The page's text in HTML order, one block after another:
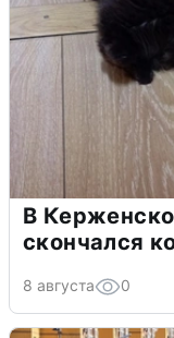
В
скончался
8 августа 0